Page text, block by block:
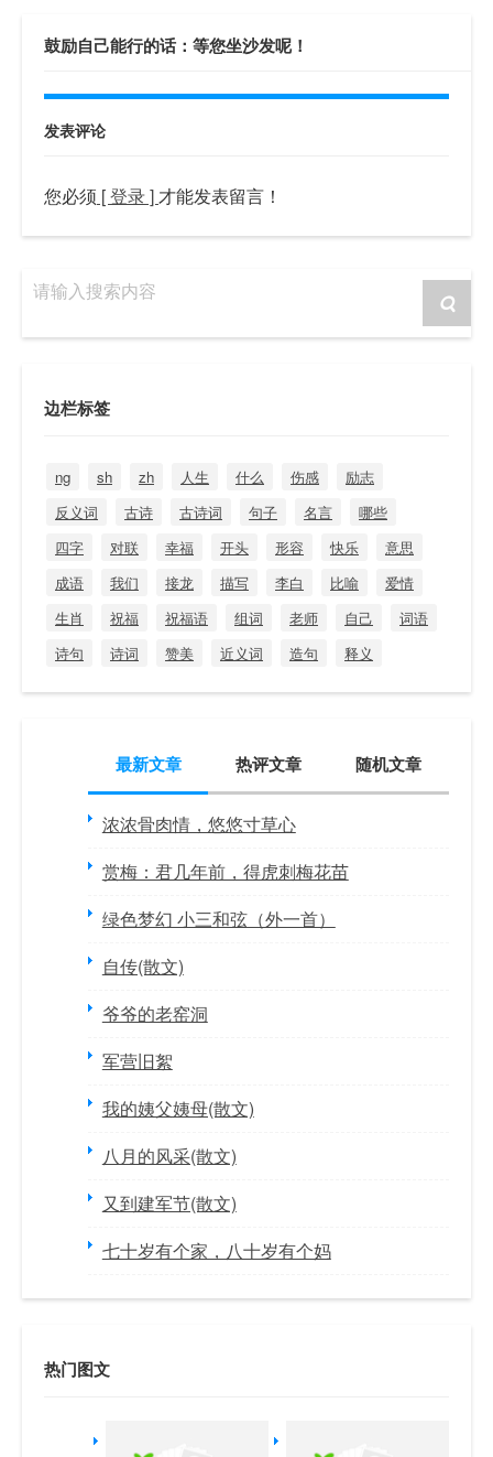
鼓励自己能行的话：等您坐沙发呢！
发表评论
您必须 [ 登录 ] 才能发表留言！
请输入搜索内容
边栏标签
ng sh zh 人生 什么 伤感
励志
反义词
古诗 古诗词 句子 名言
哪些
四字
对联 幸福 开头 形容 快乐
意思
成语
我们 接龙 描写 李白 比喻
爱情
生肖
祝福 祝福语 组词 老师 自己
词语
诗句
诗词 赞美 近义词 造句 释义
最新文章 热评文章 随机文章
浓浓骨肉情，悠悠寸草心
赏梅：君几年前，得虎刺梅花苗
绿色梦幻 小三和弦（外一首）
自传(散文)
爷爷的老窑洞
军营旧絮
我的姨父姨母(散文)
八月的风采(散文)
又到建军节(散文)
七十岁有个家，八十岁有个妈
热门图文